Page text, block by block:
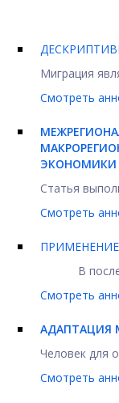
Миграция
Смотреть
ЭКОНОМИКИ
Статья
Смотреть
В
Смотреть
АДАПТАЦИЯ
Человек для
Смотреть